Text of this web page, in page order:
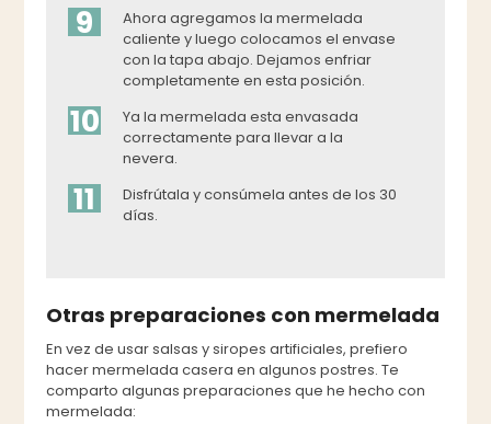
9
Ahora agregamos la mermelada
caliente y luego colocamos el envase
con la tapa abajo. Dejamos enfriar
completamente en esta posición.
10
Ya la mermelada esta envasada
correctamente para llevar a la
nevera.
11
Disfrútala y consúmela antes de los 30
días.
Otras preparaciones con mermelada
En vez de usar salsas y siropes artificiales, prefiero
hacer mermelada casera en algunos postres. Te
comparto algunas preparaciones que he hecho con
mermelada: